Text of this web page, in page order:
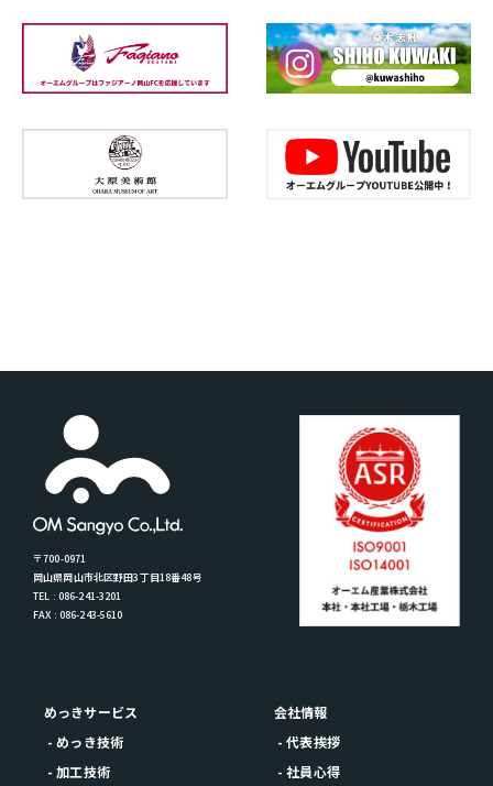
〒700-0971
岡山県岡山市北区野田3丁目18番48号
TEL : 086-241-3201
FAX : 086-243-5610
めっきサービス
- めっき技術
- 加工技術
会社情報
- 代表挨拶
- 社員心得